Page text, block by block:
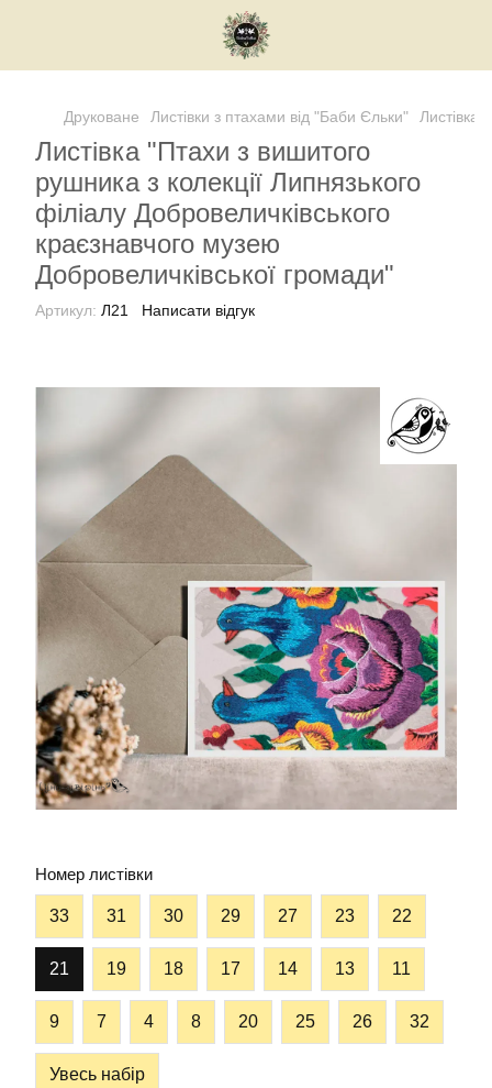
Друковане Листівки з птахами від "Баби Єльки" Листівка
Листівка "Птахи з вишитого
рушника з колекції Липнязького
філіалу Добровеличківського
краєзнавчого музею
Добровеличківської громади"
Артикул: Л21 Написати відгук
Номер листівки
33 31 30 29 27 23 22
21 19 18 17 14 13 11
9 7 4 8 20 25 26 32
Увесь набір